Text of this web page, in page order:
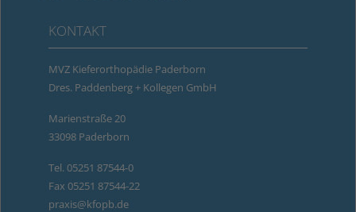
KONTAKT
MVZ Kieferorthopädie Paderborn
Dres. Paddenberg + Kollegen GmbH
Marienstraße 20
33098 Paderborn
Tel. 05251 87544-0
Fax 05251 87544-22
praxis@kfopb.de